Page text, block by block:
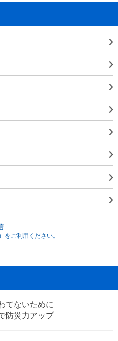
をご利用ください。
てないために
防災力アップ